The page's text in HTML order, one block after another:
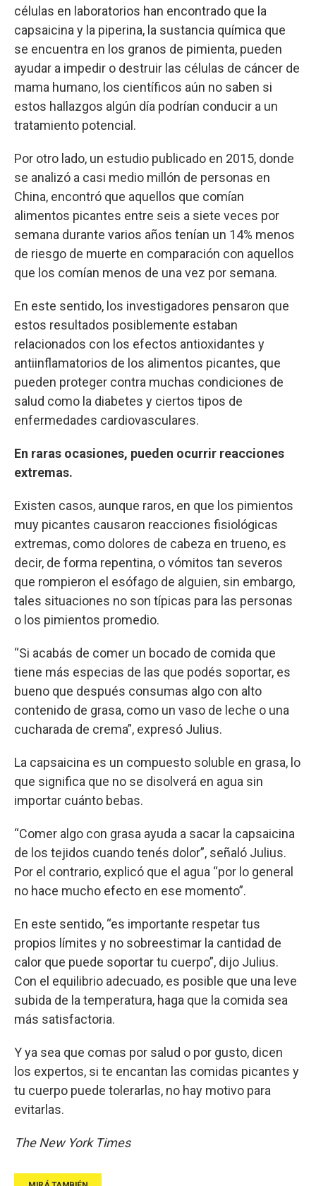
células en laboratorios han encontrado que la
capsaicina y la piperina, la sustancia química que
se encuentra en los granos de pimienta, pueden
ayudar a impedir o destruir las células de cáncer de
mama humano, los científicos aún no saben si
estos hallazgos algún día podrían conducir a un
tratamiento potencial.
Por otro lado, un estudio publicado en 2015, donde
se analizó a casi medio millón de personas en
China, encontró que aquellos que comían
alimentos picantes entre seis a siete veces por
semana durante varios años tenían un 14% menos
de riesgo de muerte en comparación con aquellos
que los comían menos de una vez por semana.
En este sentido, los investigadores pensaron que
estos resultados posiblemente estaban
relacionados con los efectos antioxidantes y
antiinflamatorios de los alimentos picantes, que
pueden proteger contra muchas condiciones de
salud como la diabetes y ciertos tipos de
enfermedades cardiovasculares.
En raras ocasiones, pueden ocurrir reacciones
extremas.
Existen casos, aunque raros, en que los pimientos
muy picantes causaron reacciones fisiológicas
extremas, como dolores de cabeza en trueno, es
decir, de forma repentina, o vómitos tan severos
que rompieron el esófago de alguien, sin embargo,
tales situaciones no son típicas para las personas
o los pimientos promedio.
“Si acabás de comer un bocado de comida que
tiene más especias de las que podés soportar, es
bueno que después consumas algo con alto
contenido de grasa, como un vaso de leche o una
cucharada de crema”, expresó Julius.
La capsaicina es un compuesto soluble en grasa, lo
que significa que no se disolverá en agua sin
importar cuánto bebas.
“Comer algo con grasa ayuda a sacar la capsaicina
de los tejidos cuando tenés dolor”, señaló Julius.
Por el contrario, explicó que el agua “por lo general
no hace mucho efecto en ese momento”.
En este sentido, “es importante respetar tus
propios límites y no sobreestimar la cantidad de
calor que puede soportar tu cuerpo”, dijo Julius.
Con el equilibrio adecuado, es posible que una leve
subida de la temperatura, haga que la comida sea
más satisfactoria.
Y ya sea que comas por salud o por gusto, dicen
los expertos, si te encantan las comidas picantes y
tu cuerpo puede tolerarlas, no hay motivo para
evitarlas.
The New York Times